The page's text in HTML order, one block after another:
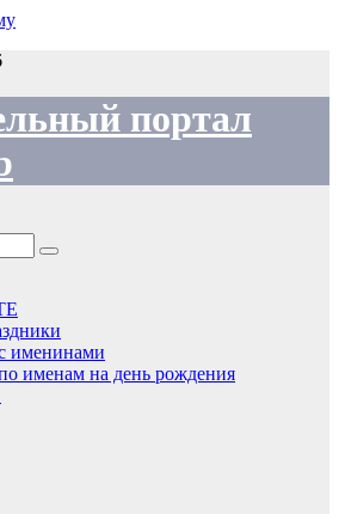
портал
именинами
именам на день рождения